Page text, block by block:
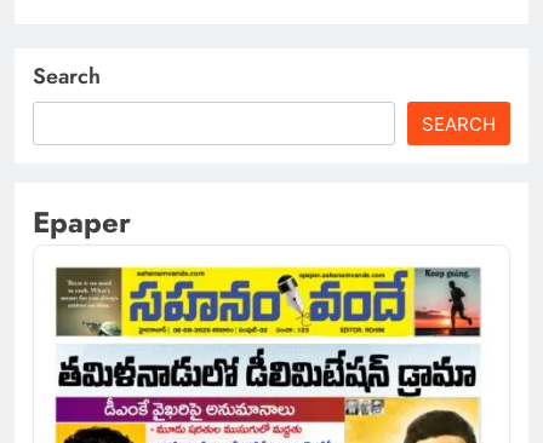
Search
SEARCH
Epaper